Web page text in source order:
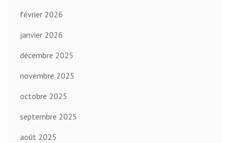
février 2026
janvier 2026
décembre 2025
novembre 2025
octobre 2025
septembre 2025
août 2025